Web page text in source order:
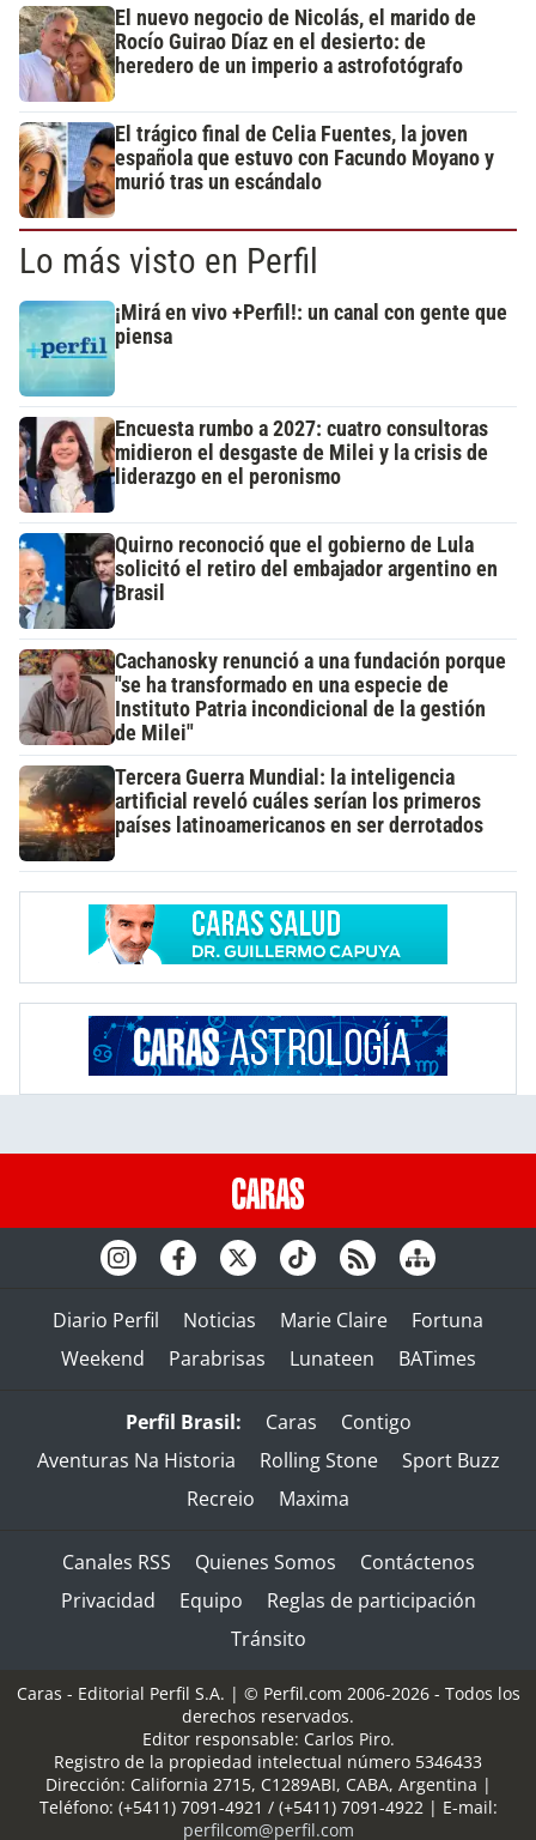
El nuevo negocio de Nicolás, el marido de
Rocío Guirao Díaz en el desierto: de
heredero de un imperio a astrofotógrafo
El trágico final de Celia Fuentes, la joven
española que estuvo con Facundo Moyano y
murió tras un escándalo
Lo más visto en Perfil
¡Mirá en vivo +Perfil!: un canal con gente que
piensa
Encuesta rumbo a 2027: cuatro consultoras
midieron el desgaste de Milei y la crisis de
liderazgo en el peronismo
Quirno reconoció que el gobierno de Lula
solicitó el retiro del embajador argentino en
Brasil
Cachanosky renunció a una fundación porque
"se ha transformado en una especie de
Instituto Patria incondicional de la gestión
de Milei"
Tercera Guerra Mundial: la inteligencia
artificial reveló cuáles serían los primeros
países latinoamericanos en ser derrotados
Diario Perfil Noticias Marie Claire
Fortuna
Weekend
Parabrisas Lunateen BATimes
Perfil Brasil: Caras
Contigo
Aventuras Na Historia
Rolling Stone
Sport Buzz
Recreio
Maxima
Canales RSS Quienes Somos
Contáctenos
Privacidad
Equipo
Reglas de participación
Tránsito
Caras - Editorial Perfil S.A. | © Perfil.com 2006-2026 - Todos los
derechos reservados.
Editor responsable: Carlos Piro.
Registro de la propiedad intelectual número 5346433
Dirección: California 2715, C1289ABI, CABA, Argentina |
Teléfono: (+5411) 7091-4921 / (+5411) 7091-4922| E-mail:
perfilcom@perfil.com